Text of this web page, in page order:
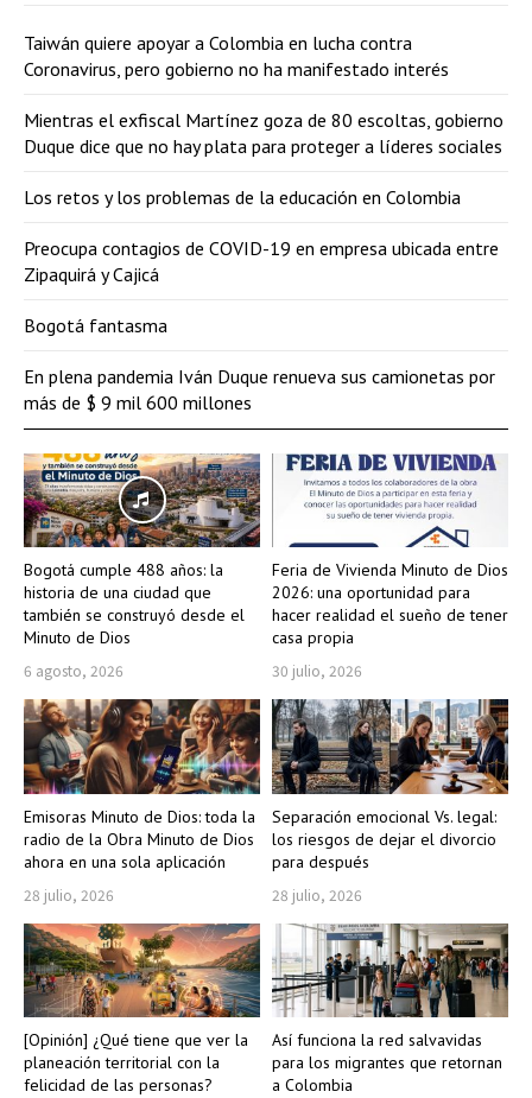
Bogotá cumple 488 años: la
historia de una ciudad que
también se construyó desde el
Minuto de Dios
6 agosto, 2026
Feria de Vivienda Minuto de Dios
2026: una oportunidad para
hacer realidad el sueño de tener
casa propia
30 julio, 2026
Emisoras Minuto de Dios: toda la
radio de la Obra Minuto de Dios
ahora en una sola aplicación
28 julio, 2026
Separación emocional Vs. legal:
los riesgos de dejar el divorcio
para después
28 julio, 2026
[Opinión] ¿Qué tiene que ver la
planeación territorial con la
felicidad de las personas?
Así funciona la red salvavidas
para los migrantes que retornan
a Colombia
Taiwán quiere apoyar a Colombia en lucha contra
Coronavirus, pero gobierno no ha manifestado interés
Mientras el exfiscal Martínez goza de 80 escoltas, gobierno
Duque dice que no hay plata para proteger a líderes sociales
Los retos y los problemas de la educación en Colombia
Preocupa contagios de COVID-19 en empresa ubicada entre
Zipaquirá y Cajicá
Bogotá fantasma
En plena pandemia Iván Duque renueva sus camionetas por
más de $ 9 mil 600 millones